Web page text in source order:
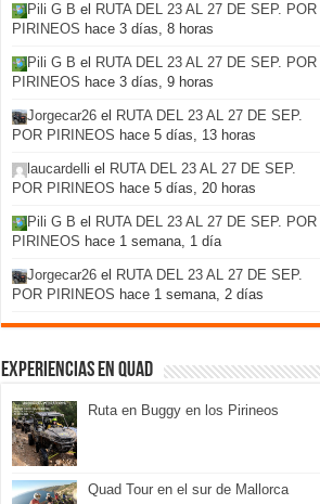
Pili G B el RUTA DEL 23 AL 27 DE SEP. POR
PIRINEOS hace 3 días, 8 horas
Pili G B el RUTA DEL 23 AL 27 DE SEP. POR
PIRINEOS hace 3 días, 9 horas
Jorgecar26 el RUTA DEL 23 AL 27 DE SEP.
POR PIRINEOS hace 5 días, 13 horas
laucardelli el RUTA DEL 23 AL 27 DE SEP.
POR PIRINEOS hace 5 días, 20 horas
Pili G B el RUTA DEL 23 AL 27 DE SEP. POR
PIRINEOS hace 1 semana, 1 día
Jorgecar26 el RUTA DEL 23 AL 27 DE SEP.
POR PIRINEOS hace 1 semana, 2 días
Experiencias en Quad
Ruta en Buggy en los Pirineos
Quad Tour en el sur de Mallorca